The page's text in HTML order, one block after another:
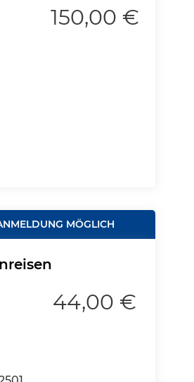
150,00 €
MÖGLICH
44,00 €